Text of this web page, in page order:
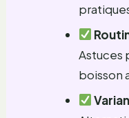
Astuces
boisson